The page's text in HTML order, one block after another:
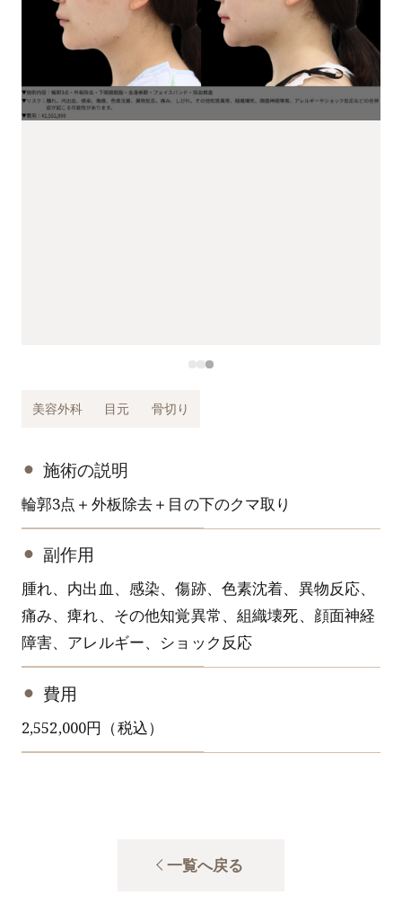
美容外科 目元 骨切り
施術の説明
輪郭3点＋外板除去＋目の下のクマ取り
副作用
腫れ、内出血、感染、傷跡、色素沈着、異物反応、
痛み、痺れ、その他知覚異常、組織壊死、顔面神経
障害、アレルギー、ショック反応
費用
2,552,000円（税込）
一覧へ戻る